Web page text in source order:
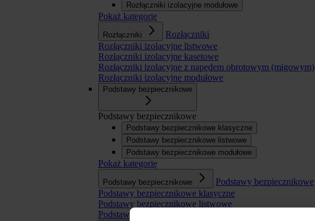
Rozłączniki izolacyjne modułowe
Pokaż kategorię
Rozłączniki
Rozłączniki
Rozłączniki izolacyjne listwowe
Rozłączniki izolacyjne kasetowe
Rozłączniki izolacyjne z napędem obrotowym (migowym)
Rozłączniki izolacyjne modułowe
Podstawy bezpiecznikowe
Podstawy bezpiecznikowe
Podstawy bezpiecznikowe klasyczne
Podstawy bezpiecznikowe listwowe
Podstawy bezpiecznikowe modułowe
Pokaż kategorię
Podstawy bezpiecznikowe
Podstawy bezpiecznikowe
Podstawy bezpiecznikowe klasyczne
Podstawy bezpiecznikowe listwowe
Podstawy bezpiecznikowe modułowe